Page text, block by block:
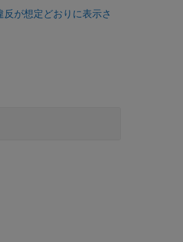
反が想定どおりに表示さ